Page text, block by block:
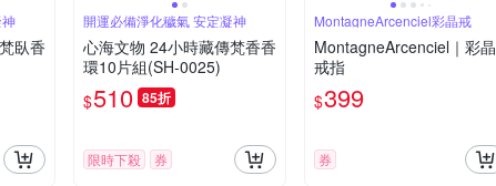
臥香
開運必備淨化穢氣 安定凝神
心海文物 24小時藏傳梵香香
環10片組(SH-0025)
$510 85折
限時下殺 券
MontagneArcenciel彩晶戒
MontagneArcenciel｜彩晶
戒指
$399
券